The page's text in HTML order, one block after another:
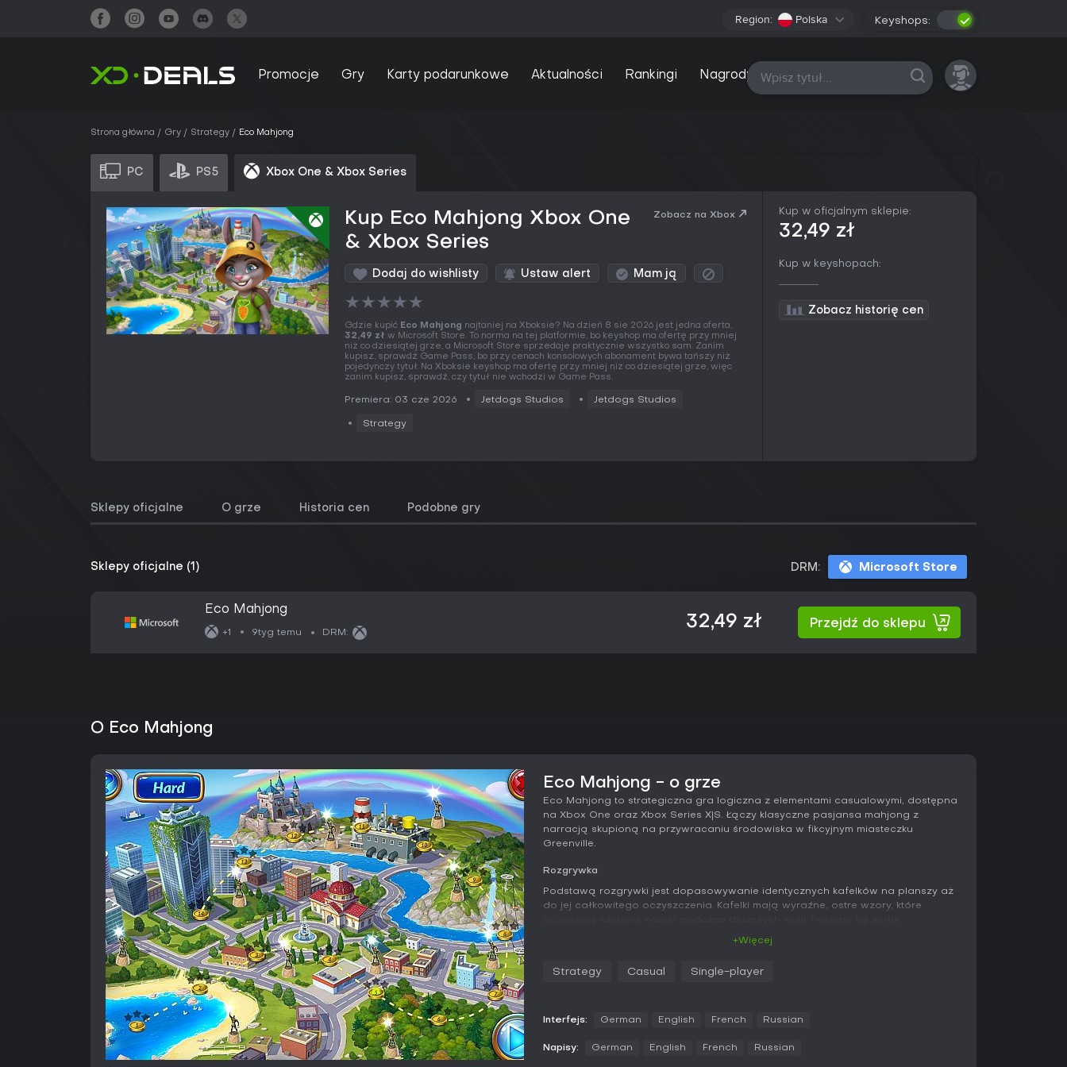
Region: Polska Keyshops:
Promocje Gry Karty podarunkowe Aktualności Rankingi Nagrody Wszystkie platformy
Strona główna Gry Strategy Eco Mahjong
PC PS5 Xbox One & Xbox Series
Kup Eco Mahjong Xbox One
& Xbox Series
Zobacz na Xbox
Dodaj do wishlisty Ustaw alert Mam ją
★★★★★
Gdzie kupić Eco Mahjong najtaniej na Xboksie? Na dzień 8 sie 2026 jest jedna oferta,
32,49 zł w Microsoft Store. To norma na tej platformie, bo keyshop ma ofertę przy mniej
niż co dziesiątej grze, a Microsoft Store sprzedaje praktycznie wszystko sam. Zanim
kupisz, sprawdź Game Pass, bo przy cenach konsolowych abonament bywa tańszy niż
pojedynczy tytuł. Na Xboksie keyshop ma ofertę przy mniej niż co dziesiątej grze, więc
zanim kupisz, sprawdź, czy tytuł nie wchodzi w Game Pass.
Premiera: 03 cze 2026 Jetdogs Studios Jetdogs Studios
Strategy
Kup w oficjalnym sklepie:
32,49 zł
Kup w keyshopach:
Zobacz historię cen
Sklepy oficjalne O grze Historia cen Podobne gry
Sklepy oficjalne (1) DRM: Microsoft Store
Eco Mahjong
+1 9tyg temu DRM:
32,49 zł Przejdź do sklepu
O Eco Mahjong
Eco Mahjong - o grze
Eco Mahjong to strategiczna gra logiczna z elementami casualowymi, dostępna
na Xbox One oraz Xbox Series X|S. Łączy klasyczne pasjansa mahjong z
narracją skupioną na przywracaniu środowiska w fikcyjnym miasteczku
Greenville.
Rozgrywka
Podstawą rozgrywki jest dopasowywanie identycznych kafelków na planszy aż
do jej całkowitego oczyszczenia. Kafelki mają wyraźne, ostre wzory, które
smogiem i zanieczyszczeniami przemysłowymi pochodzącymi od Evil Inc. Każde
roślinności oraz przywrócenia populacji ryb i raków.
nowe układy planszy, zachowując jednocześnie klasyczne zasady pasjansa
rozpoznawanie wzorów. Elementy fabularne pojawiają się między etapami,
+Więcej
Strategy Casual Single-player
Interfejs: German English French Russian
Napisy: German English French Russian